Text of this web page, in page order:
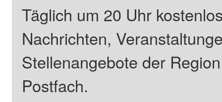
Täglich um 20 Uhr
Nachrichten,
Stellenangebote der
Postfach.